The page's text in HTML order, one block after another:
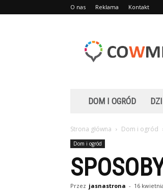
O nas Reklama Kontakt
DOM I OGRÓD
Strona główna Dom i ogród
Dom i ogród
Przez jasnastrona - 16